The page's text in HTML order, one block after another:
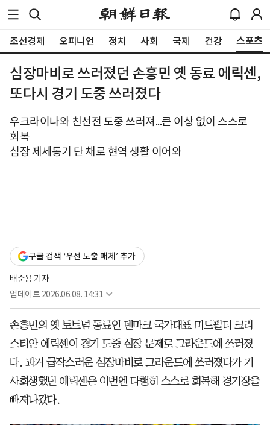
조선경제 오피니언 정치 사회 국제 건강 스포츠
심장마비로 쓰러졌던 손흥민 옛 동료 에릭센,
또다시 경기 도중 쓰러졌다
우크라이나와 친선전 도중 쓰러져...큰 이상 없이 스스로
회복
심장 제세동기 단 채로 현역 생활 이어와
구글 검색 ‘우선 노출 매체’ 추가
배준용 기자
업데이트 2026.06.08. 14:31
손흥민의 옛 토트넘 동료인 덴마크 국가대표 미드필더 크리
스티안 에릭센이 경기 도중 심장 문제로 그라운드에 쓰러졌
다. 과거 급작스러운 심장마비로 그라운드에 쓰러졌다가 기
사회생했던 에릭센은 이번엔 다행히 스스로 회복해 경기장을
빠져나갔다.